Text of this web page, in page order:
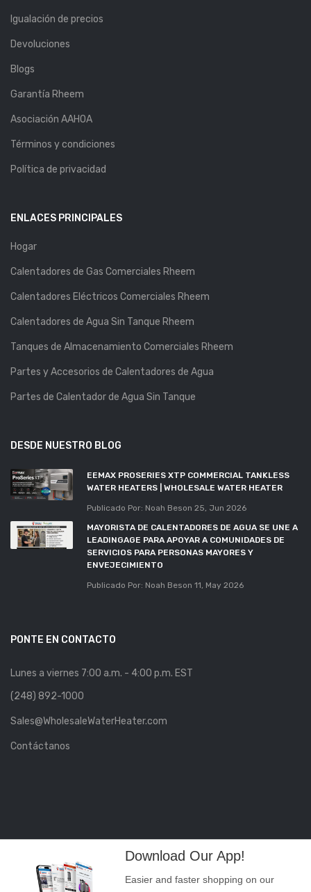
Igualación de precios
Devoluciones
Blogs
Garantía Rheem
Asociación AAHOA
Términos y condiciones
Política de privacidad
ENLACES PRINCIPALES
Hogar
Calentadores de Gas Comerciales Rheem
Calentadores Eléctricos Comerciales Rheem
Calentadores de Agua Sin Tanque Rheem
Tanques de Almacenamiento Comerciales Rheem
Partes y Accesorios de Calentadores de Agua
Partes de Calentador de Agua Sin Tanque
DESDE NUESTRO BLOG
EEMAX PROSERIES XTP COMMERCIAL TANKLESS
WATER HEATERS | WHOLESALE WATER HEATER
Publicado Por: Noah Beson 25, Jun 2026
MAYORISTA DE CALENTADORES DE AGUA SE UNE A
LEADINGAGE PARA APOYAR A COMUNIDADES DE
SERVICIOS PARA PERSONAS MAYORES Y
ENVEJECIMIENTO
Publicado Por: Noah Beson 11, May 2026
PONTE EN CONTACTO
Lunes a viernes 7:00 a.m. - 4:00 p.m. EST
(248) 892-1000
Sales@WholesaleWaterHeater.com
Contáctanos
Download Our App!
Easier and faster shopping on our